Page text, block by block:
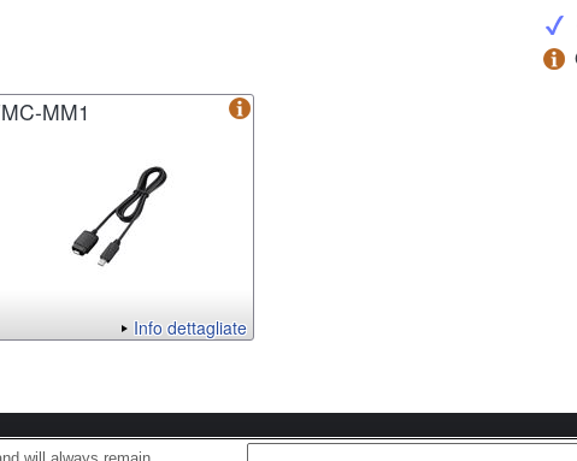
MM1
Info dettagliate
Copyright 2026 Sony